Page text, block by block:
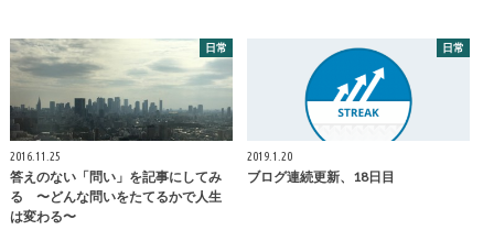
日常
2016.11.25
答えのない「問い」を記事にしてみ
る 〜どんな問いをたてるかで人生
は変わる〜
日常
2019.1.20
ブログ連続更新、18日目